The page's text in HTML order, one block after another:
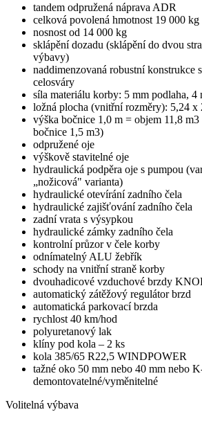
tandem odpružená náprava ADR
celková povolená hmotnost 19 000
nosnost od 14 000 kg
sklápění dozadu (sklápění do dvou
výbavy)
naddimenzovaná robustní konstrukce
celosváry
síla materiálu korby: 5 mm podlaha, 4
ložná plocha (vnitřní rozměry): 5,24 x
výška bočnice 1,0 m = objem 11,8
bočnice 1,5 m3)
odpružené oje
výškově stavitelné oje
hydraulická podpěra oje s pumpou
„nožicová" varianta)
hydraulické otevírání zadního čela
hydraulické zajišťování zadního čela
zadní vrata s výsypkou
hydraulické zámky zadního čela
kontrolní průzor v čele korby
odnímatelný ALU žebřík
schody na vnitřní straně korby
dvouhadicové vzduchové brzdy
automatický zátěžový regulátor brzd
automatická parkovací brzda
rychlost 40 km/hod
polyuretanový lak
klíny pod kola – 2 ks
kola 385/65 R22,5 WINDPOWER
tažné oko 50 mm nebo 40 mm nebo
demontovatelné/vyměnitelné
Volitelná výbava